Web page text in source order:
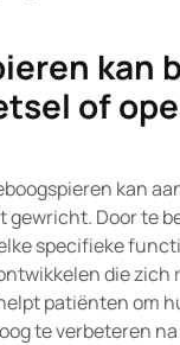
kan
of
kan
Door te
specifieke
die
patiënten om
te verbeteren